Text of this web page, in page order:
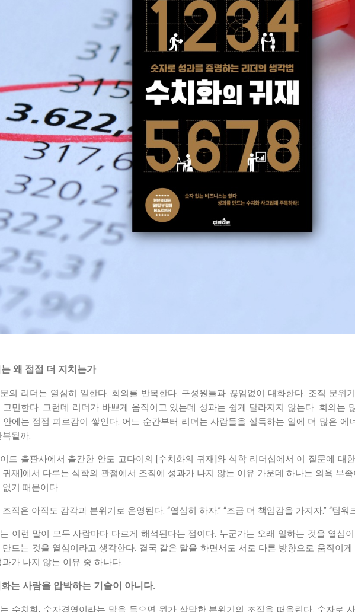
왜 점점 더 지치는가
의 리더는 열심히 일한다. 회의를 반복한다. 구성원들과 끊임없이 대화한다. 조직 분위
고민한다. 그런데 리더가 바쁘게 움직이고 있는데 성과는 쉽게 달라지지 않는다. 회의는
안에는 점점 피로감이 쌓인다. 어느 순간부터 리더는 사람들을 설득하는 일에 더 많은 에
될까.
트 출판사에서 출간한 안도 고다이의 [수치화의 귀재]와 식학 리더십에서 이 질문에 대
귀재]에서 다루는 식학의 관점에서 조직에 성과가 나지 않는 이유 가운데 하나는 의욕 부
없기 때문이다.
조직은 아직도 감각과 분위기로 운영된다. “열심히 하자.” “조금 더 책임감을 가지자.” “팀워
이런 말이 모두 사람마다 다르게 해석된다는 점이다. 누군가는 오래 일하는 것을 열심
만드는 것을 열심이라고 생각한다. 결국 같은 말을 하면서도 서로 다른 방향으로 움직이
과가 나지 않는 이유 중 하나다.
는 사람을 압박하는 기술이 아니다.
수치화, 숫자경영이라는 말을 들으면 뭔가 삭막한 분위기의 조직을 떠올린다. 숫자로